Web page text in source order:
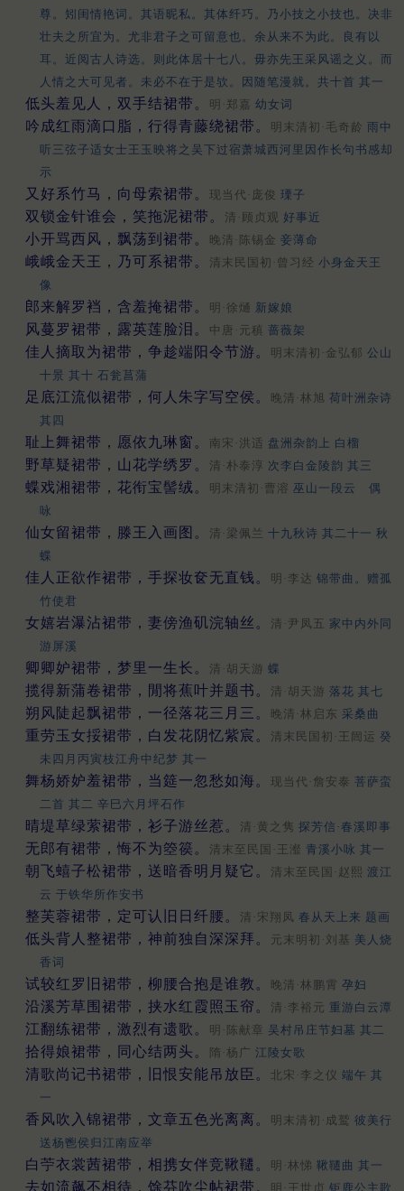
尊。矧闺情艳词。其语昵私。其体纤巧。乃小技之小技也。决非
壮夫之所宜为。尤非君子之可留意也。余从来不为此。良有以
耳。近阅古人诗选。则此体居十七八。毋亦先王采风谣之义。而
人情之大可见者。未必不在于是欤。因随笔漫就。共十首 其一
低头羞见人，双手结裙带。 明·郑嘉 幼女词
吟成红雨滴口脂，行得青藤绕裙带。 明末清初·毛奇龄 雨中
听三弦子适女士王玉映将之吴下过宿萧城西河里因作长句书感却
示
又好系竹马，向母索裙带。 现当代·庞俊 瑮子
双锁金针谁会，笑拖泥裙带。 清·顾贞观 好事近
小开骂西风，飘荡到裙带。 晚清·陈锡金 妾薄命
峨峨金天王，乃可系裙带。 清末民国初·曾习经 小身金天王
像
郎来解罗裆，含羞掩裙带。 明·徐熥 新嫁娘
风蔓罗裙带，露英莲脸泪。 中唐·元稹 蔷薇架
佳人摘取为裙带，争趁端阳令节游。 明末清初·金弘郁 公山
十景 其十 石瓮菖蒲
足底江流似裙带，何人朱字写空侯。 晚清·林旭 荷叶洲杂诗
其四
耻上舞裙带，愿依九琳窗。 南宋·洪适 盘洲杂韵上 白榴
野草疑裙带，山花学绣罗。 清·朴泰淳 次李白金陵韵 其三
蝶戏湘裙带，花衔宝髻绒。 明末清初·曹溶 巫山一段云 偶
咏
仙女留裙带，滕王入画图。 清·梁佩兰 十九秋诗 其二十一 秋
蝶
佳人正欲作裙带，手探妆奁无直钱。 明·李达 锦带曲。赠孤
竹使君
女嬉岩瀑沾裙带，妻傍渔矶浣轴丝。 清·尹凤五 家中内外同
游屏溪
卿卿妒裙带，梦里一生长。 清·胡天游 蝶
揽得新蒲卷裙带，閒将蕉叶并题书。 清·胡天游 落花 其七
朔风陡起飘裙带，一径落花三月三。 晚清·林启东 采桑曲
重劳玉女挼裙带，白发花阴忆紫宸。 清末民国初·王闿运 癸
未四月丙寅枝江舟中纪梦 其一
舞杨娇妒羞裙带，当筵一忽愁如海。 现当代·詹安泰 菩萨蛮
二首 其二 辛巳六月坪石作
晴堤草绿萦裙带，衫子游丝惹。 清·黄之隽 探芳信·春溪即事
无郎有裙带，悔不为箜篌。 清末至民国·王瀣 青溪小咏 其一
朝飞蟢子松裙带，送暗香明月疑它。 清末至民国·赵熙 渡江
云 于铁华所作安书
整芙蓉裙带，定可认旧日纤腰。 清·宋翔凤 春从天上来 题画
低头背人整裙带，神前独自深深拜。 元末明初·刘基 美人烧
香词
试较红罗旧裙带，柳腰合抱是谁教。 晚清·林鹏霄 孕妇
沿溪芳草围裙带，挟水红霞照玉帘。 清·李裕元 重游白云潭
江翻练裙带，激烈有遗歌。 明·陈献章 吴村吊庄节妇墓 其二
拾得娘裙带，同心结两头。 隋·杨广 江陵女歌
清歌尚记书裙带，旧恨安能吊放臣。 北宋·李之仪 端午 其
一
香风吹入锦裙带，文章五色光离离。 明末清初·成鹫 彼美行
送杨鬯侯归江南应举
白苧衣裳茜裙带，相携女伴竞鞦韆。 明·林悌 鞦韆曲 其一
去如流飙不相待，馀芬吹尘帖裙带。 明·王世贞 钜鹿公主歌